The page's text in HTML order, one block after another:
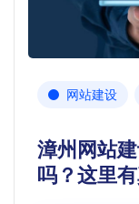
网站建设
漳州网站
吗？这里有